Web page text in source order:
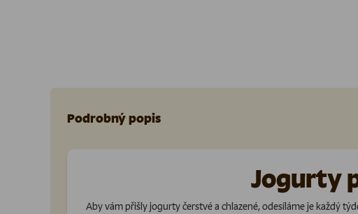
Podrobný popis
Jogurty
Aby vám přišly jogurty čerstvé a chlazené, odesíláme je každý